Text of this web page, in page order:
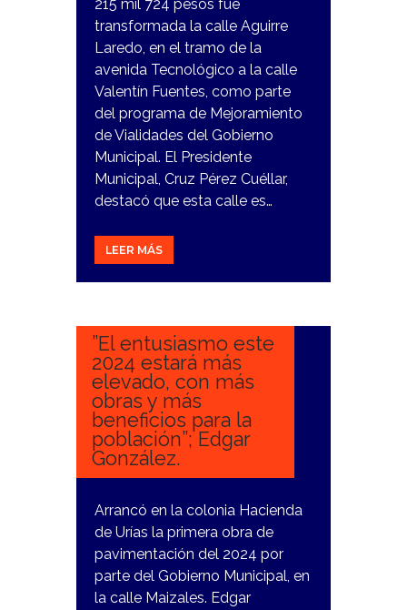
215 mil 724 pesos fue
transformada la calle Aguirre
Laredo, en el tramo de la
avenida Tecnológico a la calle
Valentín Fuentes, como parte
del programa de Mejoramiento
de Vialidades del Gobierno
Municipal. El Presidente
Municipal, Cruz Pérez Cuéllar,
destacó que esta calle es…
LEER MÁS
30
”El entusiasmo este
2024 estará más
elevado, con más
obras y más
beneficios para la
población”; Edgar
González.
Arrancó en la colonia Hacienda
de Urías la primera obra de
pavimentación del 2024 por
parte del Gobierno Municipal, en
la calle Maizales. Edgar